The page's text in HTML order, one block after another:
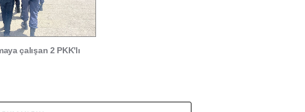
çalışan 2 PKK'lı